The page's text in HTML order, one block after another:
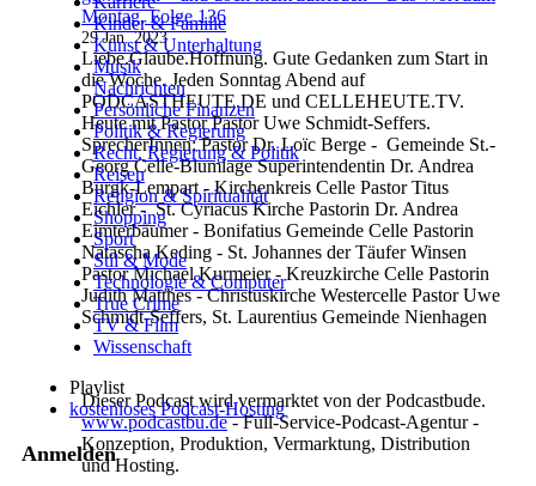
Kinder & Familie
Kunst & Unterhaltung
Musik
Nachrichten
Persönliche Finanzen
Politik & Regierung
Recht, Regierung & Politik
Reisen
Religion & Spiritualität
Shopping
Sport
Stil & Mode
Technologie & Computer
True Crime
TV & Film
Wissenschaft
Playlist
kostenloses Podcast-Hosting
Anmelden
Montag, Folge 136
29 Jan. 2023
Liebe.Glaube.Hoffnung. Gute Gedanken zum Start in
die Woche. Jeden Sonntag Abend auf
PODCASTHEUTE.DE und CELLEHEUTE.TV.
Heute mit Pastor Pastor Uwe Schmidt-Seffers.
SprecherInnen: Pastor Dr. Loïc Berge - Gemeinde St.-
Georg Celle-Blumlage Superintendentin Dr. Andrea
Burgk-Lempart - Kirchenkreis Celle Pastor Titus
Eichler - St. Cyriacus Kirche Pastorin Dr. Andrea
Eimterbäumer - Bonifatius Gemeinde Celle Pastorin
Natascha Keding - St. Johannes der Täufer Winsen
Pastor Michael Kurmeier - Kreuzkirche Celle Pastorin
Judith Matthes - Christuskirche Westercelle Pastor Uwe
Schmidt-Seffers, St. Laurentius Gemeinde Nienhagen
Dieser Podcast wird vermarktet von der Podcastbude.
www.podcastbu.de- Full-Service-Podcast-Agentur -
Konzeption, Produktion, Vermarktung, Distribution
und Hosting.